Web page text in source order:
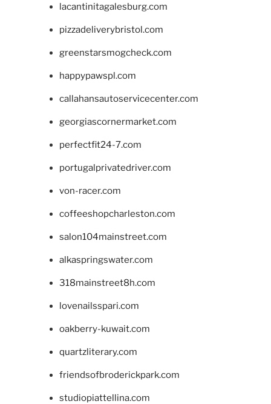
lacantinitagalesburg.com
pizzadeliverybristol.com
greenstarsmogcheck.com
happypawspl.com
callahansautoservicecenter.com
georgiascornermarket.com
perfectfit24-7.com
portugalprivatedriver.com
von-racer.com
coffeeshopcharleston.com
salon104mainstreet.com
alkaspringswater.com
318mainstreet8h.com
lovenailsspari.com
oakberry-kuwait.com
quartzliterary.com
friendsofbroderickpark.com
studiopiattellina.com